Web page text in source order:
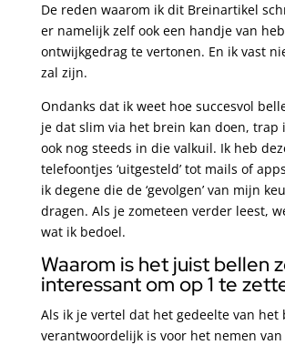
De reden waarom ik dit Breinartikel
er namelijk zelf ook een handje van
ontwijkgedrag te vertonen. En ik vast
zal zijn.
Ondanks dat ik weet hoe succesvol
je dat slim via het brein kan doen, trap
ook nog steeds in die valkuil. Ik heb
telefoontjes ‘uitgesteld’ tot mails of
ik degene die de ‘gevolgen’ van mijn
dragen. Als je zometeen verder leest,
wat ik bedoel.
Waarom is het juist bellen
interessant om op 1 te
Als ik je vertel dat het gedeelte van het
verantwoordelijk is voor het nemen